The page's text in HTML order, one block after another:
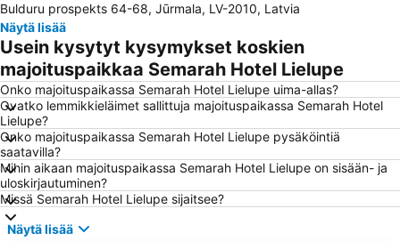
Centrala Stacija
International Exhibition Centre Kipsala
The old church of St. Gertrude
Kipsalla
Elisabetes iela
Jaunciems
Majori Pludmale
Āgenskalns
Skanste
Šķirotava
Latgales priekšpilsēta
St. Peter's Church
Mežciems
Rīgas pasažieru termināls
Ķengarags
Šampēteris
Latvian riflemen
Bulduru prospekts 64-68, Jūrmala, LV-2010, Latvia
Näytä lisää
Usein kysytyt kysymykset koskien
majoituspaikkaa Semarah Hotel Lielupe
Onko majoituspaikassa Semarah Hotel Lielupe uima-allas?
Ovatko lemmikkieläimet sallittuja majoituspaikassa Semarah Hotel
Lielupe?
Onko majoituspaikassa Semarah Hotel Lielupe pysäköintiä
saatavilla?
Mihin aikaan majoituspaikassa Semarah Hotel Lielupe on sisään- ja
uloskirjautuminen?
Missä Semarah Hotel Lielupe sijaitsee?
Näytä lisää